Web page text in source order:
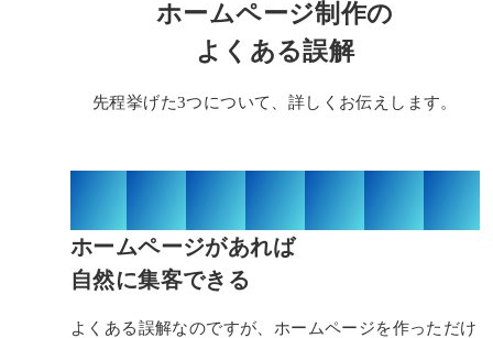
ホームページ制作の
よくある誤解
先程挙げた3つについて、詳しくお伝えします。
ホームページがあれば
自然に集客できる
よくある誤解なのですが、ホームページを作っただけ